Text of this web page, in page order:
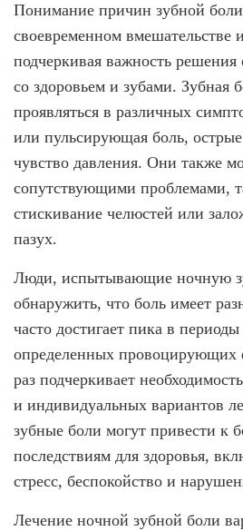
ИМПЛАНТАЦИЯ ЗУБОВ
Одномоментная имплантация
Наращивание кости для имплантации
Имплантация верхней челюсти
Имплантационные системы Anthogyr
Импланты Dentium
Импланты Straumann
Имплантация одного зуба
Имплантация «Всё на 4х»
Имплантация «Всё на 6-ти»
Коронка на имплант
ЧИСТКА ЗУБОВ
Понимание причин зубной
своевременном вмешательстве
подчеркивая важность
со здоровьем и зубами. Зубная
проявляться в различных
или пульсирующая боль,
чувство давления. Они также
сопутствующими проблемами,
стискивание челюстей или
пазух.
Люди, испытывающие ночную
обнаружить, что боль имеет
часто достигает пика в
определенных провоцирующих
раз подчеркивает
и индивидуальных вариантов
зубные боли могут привести к
последствиям для здоровья,
стресс, беспокойство и
Лечение ночной зубной боли